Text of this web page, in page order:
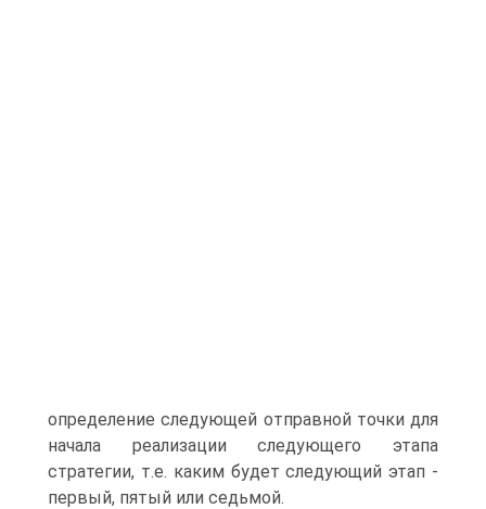
определение следующей отправной точки для
начала реализации следующего этапа
стратегии, т.е. каким будет следующий этап -
первый, пятый или седьмой.